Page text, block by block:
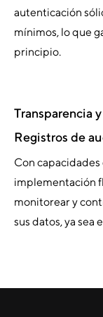
autenticación
mínimos, lo que
principio.
Transparencia
Registros de
Con
implementación
monitorear y
sus datos, ya sea